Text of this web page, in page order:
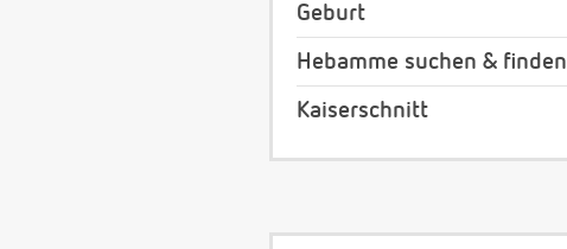
Geburt
Hebamme suchen & finden
Kaiserschnitt